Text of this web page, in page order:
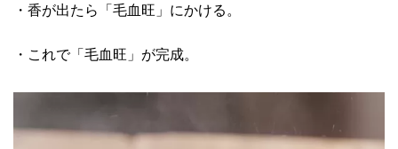
・香が出たら 「毛血旺」にかける。
・これで「毛血旺」が完成。